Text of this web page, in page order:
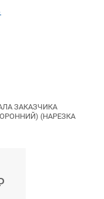
ЗАКАЗЧИКА
(НАРЕЗКА